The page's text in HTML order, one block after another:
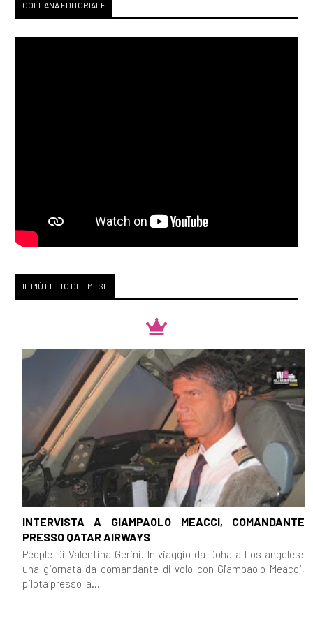
Marzo 2019
[04]Tutta la verità su Ruth
Febbraio 2019
[11]Racconti di stelle al bar
Zodiak, di Loriana Lucciarini
e Maria Sabina Coluccia:
incipit
Gennaio 2019
[14]Sulle ali della fantasia, di
Ornella Nalon: incipit
COLLANA EDITORIALE
IL PIÙ LETTO DEL MESE
INTERVISTA A GIAMPAOLO MEACCI, COMANDANTE
PRESSO QATAR AIRWAYS
People Di Valentina Gerini. In viaggio da Doha a Los angeles:
una giornata da comandante di volo con Giampaolo Meacci,
pilota presso la...